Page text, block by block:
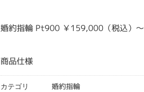
婚約指輪 Pt900 ￥159,000（税込）～
商品仕様
カテゴリ
婚約指輪